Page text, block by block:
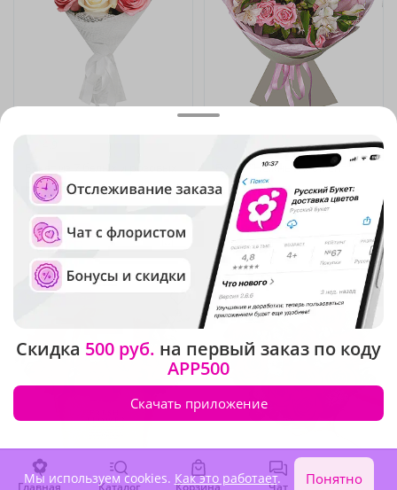
роз Эквадор
В наличии
3 670 ₽ -15%
3 120 ₽
(636)
Букет "Нежный момент"
В наличии
2 950 ₽
Новинка
Главная Каталог Корзина Чат Войти
Скидка 500 руб. на первый заказ по коду
APP500
Скачать приложение
Мы используем cookies. Как это работает. Понятно